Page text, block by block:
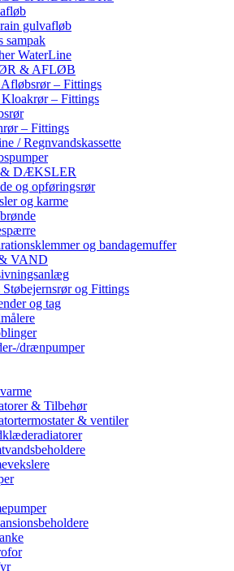
gulvafløb
sampak
WaterLine
& AFLØB
Afløbsrør – Fittings
Kloakrør – Fittings
– Fittings
/ Regnvandskassette
DÆKSLER
og opføringsrør
og karme
og bandagemuffer
VAND
og Fittings
og tag
drænpumper
& Tilbehør
& ventiler